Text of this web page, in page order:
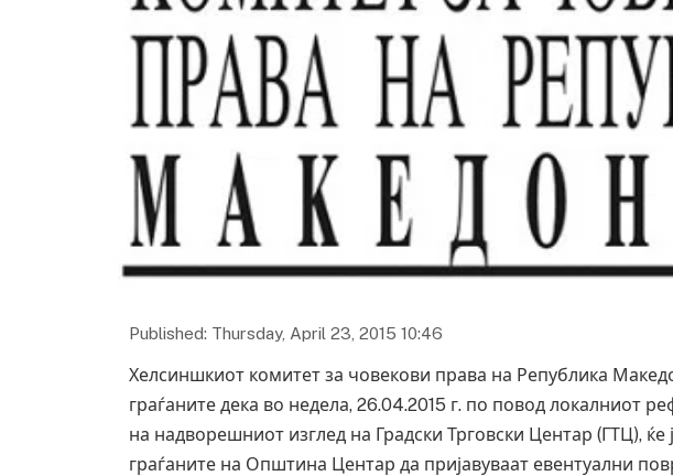
Published: Thursday, April 23, 2015 10:46
Хелсиншкиот комитет за човекови права на Република
граѓаните дека во недела, 26.04.2015 г. по повод локалниот
на надворешниот изглед на Градски Трговски Центар (ГТЦ), ќе
граѓаните на Општина Центар да пријавуваат евентуални